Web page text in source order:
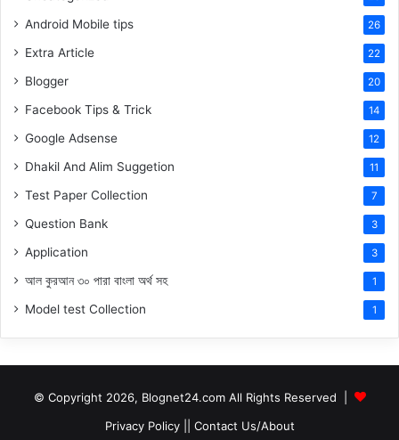
Android Mobile tips 26
Extra Article 22
Blogger 20
Facebook Tips & Trick 14
Google Adsense 12
Dhakil And Alim Suggetion 11
Test Paper Collection 7
Question Bank 3
Application 3
আল কুরআন ৩০ পারা বাংলা অর্থ সহ 1
Model test Collection 1
© Copyright 2026, Blognet24.com All Rights Reserved |
Privacy Policy|| Contact Us/About